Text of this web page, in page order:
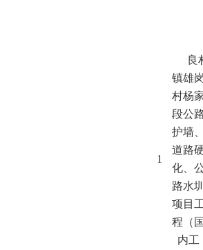
1
良
镇雄
村杨
段公
护墙、
道路
化、
路水圳
项目工
程（国
内工